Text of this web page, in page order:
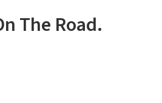
The Road.